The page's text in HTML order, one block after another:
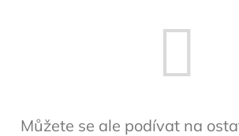
Můžete se ale podívat na